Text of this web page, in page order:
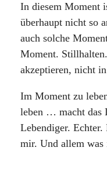
In diesem Moment
überhaupt nicht so
auch solche
Moment.
akzeptieren, nicht
Im Moment zu
leben … macht das
Lebendiger.
mir. Und allem was